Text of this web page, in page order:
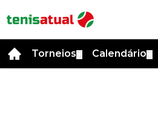
Torneios Calendário